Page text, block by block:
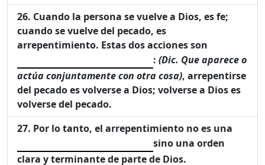
Cuando la persona se vuelve a Dios, es fe;
cuando se vuelve del pecado, es
arrepentimiento. Estas dos acciones son
: (Dic. Que aparece o
actúa conjuntamente con otra cosa), arrepentirse
del pecado es volverse a Dios; volverse a Dios es
volverse del pecado.
Por lo tanto, el arrepentimiento no es una
sino una orden
clara y terminante de parte de Dios.